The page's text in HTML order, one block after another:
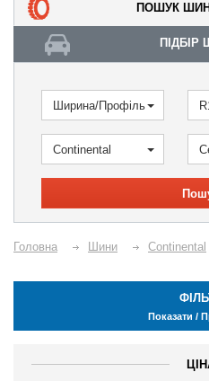
ПОШУК
Ширина/Профіль
Continental
Головна Шини Continental
Показати /